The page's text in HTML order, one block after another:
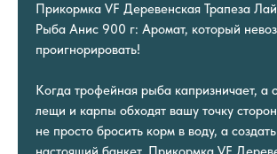
Прикормка VF Деревенская Трапеза
Рыба Анис 900 г: Аромат, который
проигнорировать!
Когда трофейная рыба капризничает, а
лещи и карпы обходят вашу точку
не просто бросить корм в воду, а